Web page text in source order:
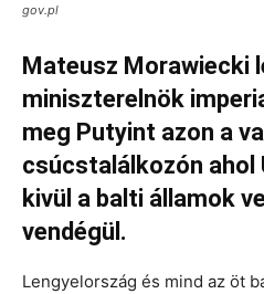
gov.pl
Mateusz Morawiecki
miniszterelnök
meg Putyint azon a
csúcstalálkozón ahol
kivül a balti államok
vendégül.
Lengyelország és mind az öt